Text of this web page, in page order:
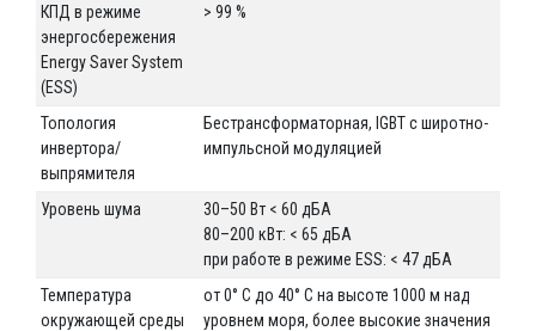
КПД в режиме
энергосбережения
Energy Saver System
(ESS)
> 99 %
Топология
инвертора/
выпрямителя
Бестрансформаторная, IGBT с широтно-
импульсной модуляцией
Уровень шума
30–50 Вт < 60 дБА
80–200 кВт: < 65 дБА
при работе в режиме ESS: < 47 дБА
Температура
окружающей среды
от 0° C до 40° C на высоте 1000 м над
уровнем моря, более высокие значения